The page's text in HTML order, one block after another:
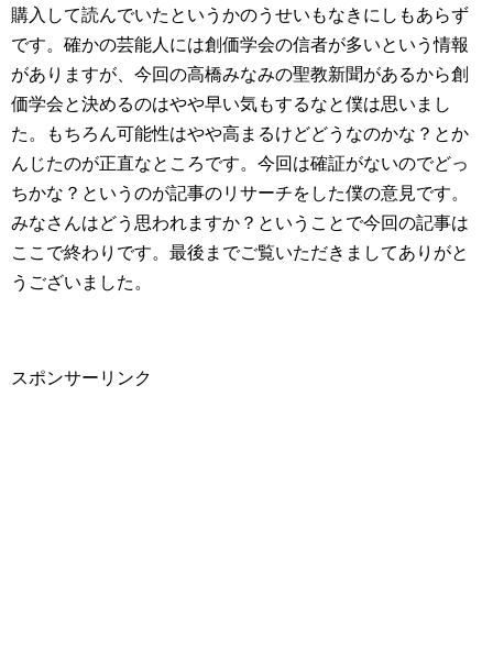
購入して読んでいたというかのうせいもなきにしもあらず
です。確かの芸能人には創価学会の信者が多いという情報
がありますが、今回の高橋みなみの聖教新聞があるから創
価学会と決めるのはやや早い気もするなと僕は思いまし
た。もちろん可能性はやや高まるけどどうなのかな？とか
んじたのが正直なところです。今回は確証がないのでどっ
ちかな？というのが記事のリサーチをした僕の意見です。
みなさんはどう思われますか？ということで今回の記事は
ここで終わりです。最後までご覧いただきましてありがと
うございました。
スポンサーリンク